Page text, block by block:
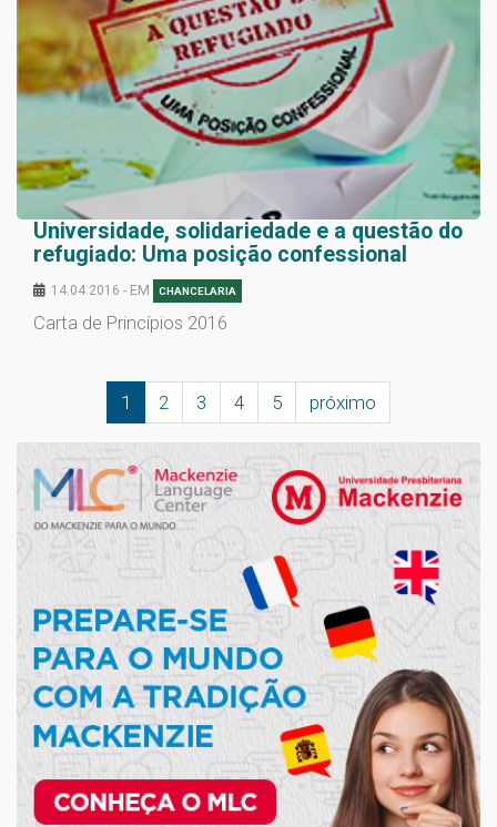
Universidade, solidariedade e a questão do
refugiado: Uma posição confessional
14.04.2016 - EM CHANCELARIA
Carta de Princípios 2016
1 2 3 4 5 próximo